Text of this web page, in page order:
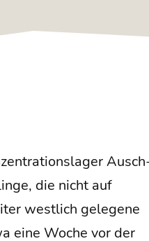
die nicht auf
west­lich gele­ge­ne
eine Woche vor der